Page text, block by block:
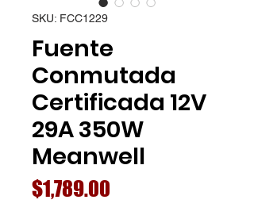
SKU: FCC1229
Fuente
Conmutada
Certificada 12V
29A 350W
Meanwell
$1,789.00